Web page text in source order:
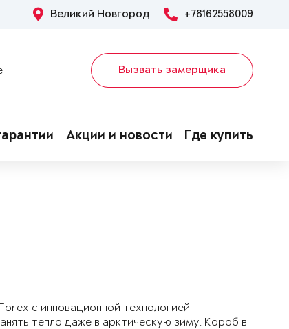
Великий Новгород +78162558009
Вызвать замерщика
Акции и новости Где купить
с инновационной технологией
тепло даже в арктическую зиму. Короб в